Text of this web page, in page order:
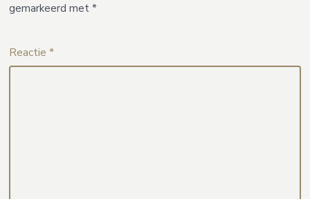
gemarkeerd met*
Reactie*